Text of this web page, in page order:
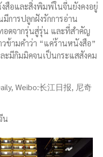
สือและสิ่งพิมพ์​ในจีนยังคงอยู่
การปลูกฝังรักการอ่าน
อดจากรุ่นสู่รุ่น และที่สำคัญ​
ข้ามคำว่า “แค่ร้านหนังสือ”
ะมีกิมมิคจนเป็นกระแสสังคม
Weibo:长江日报, 尼奇
น